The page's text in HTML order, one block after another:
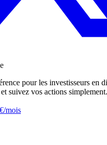
pour les investisseurs en
suivez vos actions simplement.
mois